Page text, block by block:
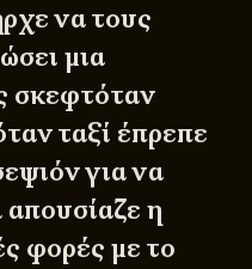
να τους
μια
σκεφτόταν
ταξί έπρεπε
για να
η
φορές με το